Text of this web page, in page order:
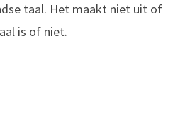
taal. Het maakt niet uit of
is of niet.